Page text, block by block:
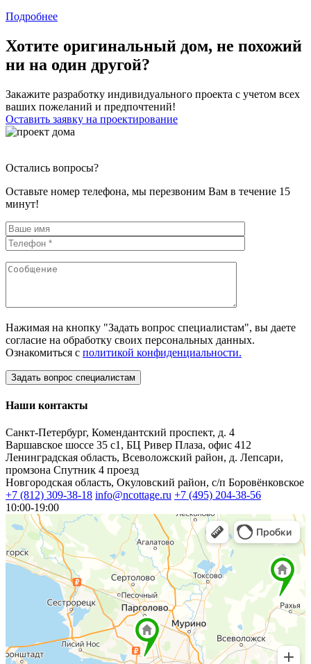
Подробнее
Хотите оригинальный дом, не похожий
ни на один другой?
Закажите разработку индивидуального проекта с учетом всех
ваших пожеланий и предпочтений!
Оставить заявку на проектирование
Остались вопросы?
Оставьте номер телефона, мы перезвоним Вам в течение 15
минут!
Нажимая на кнопку "Задать вопрос специалистам", вы даете
согласие на обработку своих персональных данных.
Ознакомиться с политикой конфиденциальности.
Наши контакты
Санкт-Петербург, Комендантский проспект, д. 4
Варшавское шоссе 35 с1, БЦ Ривер Плаза, офис 412
Ленинградская область, Всеволожский район, д. Лепсари,
промзона Спутник 4 проезд
Новгородская область, Окуловский район, с/п Боровёнковское
+7 (812) 309-38-18 info@ncottage.ru +7 (495) 204-38-56
10:00-19:00